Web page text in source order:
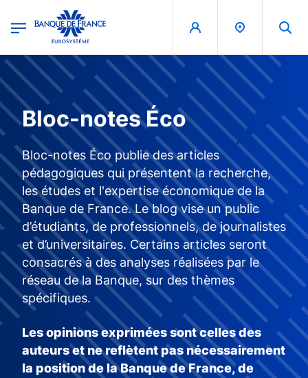
Banque de France - Menu Principal
Bloc-notes Éco
Bloc-notes Éco publie des articles
pédagogiques qui présentent la recherche,
les études et l'expertise économique de la
Banque de France. Le blog vise un public
d’étudiants, de professionnels, de journalistes
et d’universitaires. Certains articles seront
consacrés à des analyses réalisées par le
réseau de la Banque, sur des thèmes
spécifiques.
Les opinions exprimées sont celles des
auteurs et ne reflètent pas nécessairement
la position de la Banque de France, de